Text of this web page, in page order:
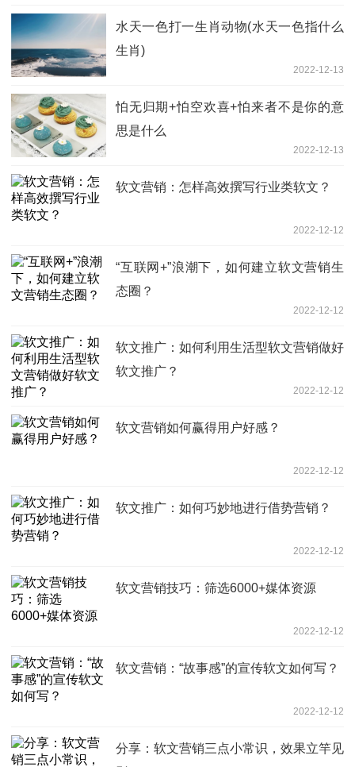
水天一色打一生肖动物(水天一色指什么
生肖)
2022-12-13
怕无归期+怕空欢喜+怕来者不是你的意
思是什么
2022-12-13
软文营销：怎样高效撰写行业类软文？
2022-12-12
“互联网+”浪潮下，如何建立软文营销生
态圈？
2022-12-12
软文推广：如何利用生活型软文营销做好
软文推广？
2022-12-12
软文营销如何赢得用户好感？
2022-12-12
软文推广：如何巧妙地进行借势营销？
2022-12-12
软文营销技巧：筛选6000+媒体资源
2022-12-12
软文营销：“故事感”的宣传软文如何写？
2022-12-12
分享：软文营销三点小常识，效果立竿见